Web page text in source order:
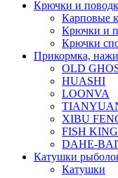
Крючки и
Карповые
Крючки и
Крючки
Прикормка,
OLD
HUASHI
LOONVA
XIBU
FISH KING
DAHE-
Катушки
Катушки